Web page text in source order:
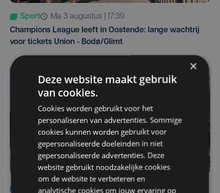
Sport
ma 3 augustus | 17:39
Champions League leeft in Oostende: lange wachtrij
voor tickets Union - Bodø/Glimt
Nieuws za 1 augustus | 22:36
×
Deze website maakt gebruik
van cookies.
Cookies worden gebruikt voor het
personaliseren van advertenties. Sommige
cookies kunnen worden gebruikt voor
gepersonaliseerde doeleinden in niet
gepersonaliseerde advertenties. Deze
website gebruikt noodzakelijke cookies
om de website te verbeteren en
analytische cookies om jouw ervaring op